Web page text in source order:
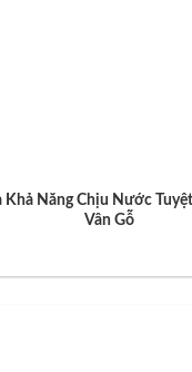
Khả Năng Chịu Nước
Vân Gỗ